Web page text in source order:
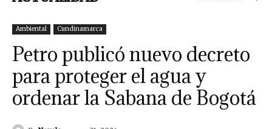
Ambiental Cundinamarca
Petro publicó nuevo decreto
para proteger el agua y
ordenar la Sabana de Bogotá